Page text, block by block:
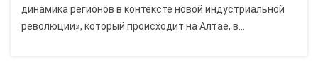
динамика регионов в контексте новой индустриальной
революции», который происходит на Алтае, в...